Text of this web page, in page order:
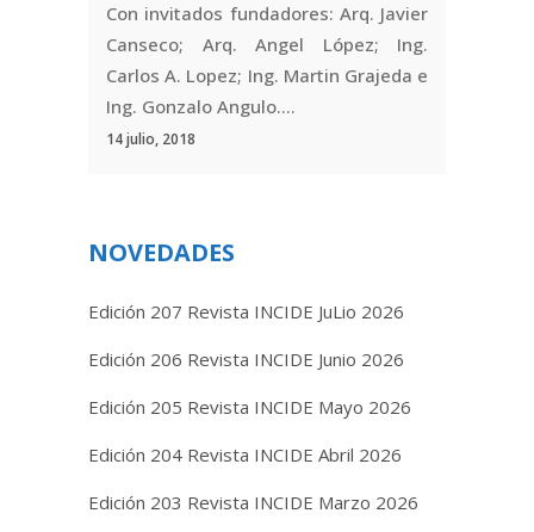
Con invitados fundadores: Arq. Javier
Canseco; Arq. Angel López; Ing.
Carlos A. Lopez; Ing. Martin Grajeda e
Ing. Gonzalo Angulo....
14 julio, 2018
NOVEDADES
Edición 207 Revista INCIDE JuLio 2026
Edición 206 Revista INCIDE Junio 2026
Edición 205 Revista INCIDE Mayo 2026
Edición 204 Revista INCIDE Abril 2026
Edición 203 Revista INCIDE Marzo 2026